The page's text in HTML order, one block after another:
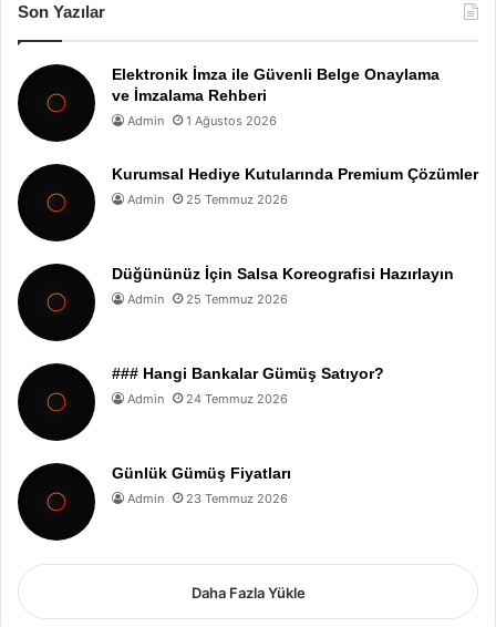
Son Yazılar
Elektronik İmza ile Güvenli Belge Onaylama
ve İmzalama Rehberi
Admin 1 Ağustos 2026
Kurumsal Hediye Kutularında Premium Çözümler
Admin 25 Temmuz 2026
Düğününüz İçin Salsa Koreografisi Hazırlayın
Admin 25 Temmuz 2026
### Hangi Bankalar Gümüş Satıyor?
Admin 24 Temmuz 2026
Günlük Gümüş Fiyatları
Admin 23 Temmuz 2026
Daha Fazla Yükle